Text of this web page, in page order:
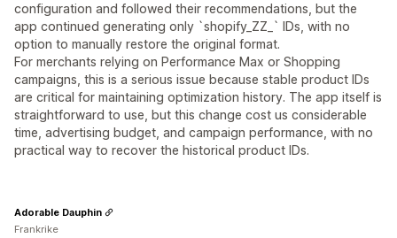
configuration and followed their recommendations, but the
app continued generating only `shopify_ZZ_` IDs, with no
option to manually restore the original format.
For merchants relying on Performance Max or Shopping
campaigns, this is a serious issue because stable product IDs
are critical for maintaining optimization history. The app itself is
straightforward to use, but this change cost us considerable
time, advertising budget, and campaign performance, with no
practical way to recover the historical product IDs.
Adorable Dauphin
Frankrike